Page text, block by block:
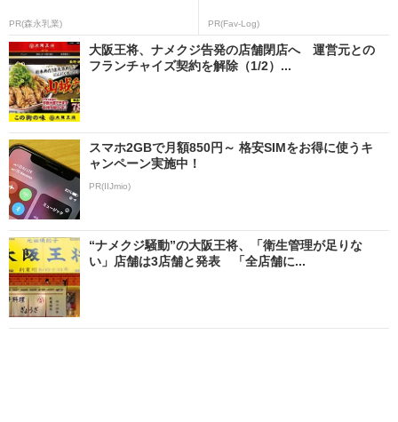
PR(森永乳業) PR(Fav-Log)
大阪王将、ナメクジ告発の店舗閉店へ 運営元との
フランチャイズ契約を解除（1/2）...
スマホ2GBで月額850円～ 格安SIMをお得に使うキ
ャンペーン実施中！
PR(IIJmio)
“ナメクジ騒動”の大阪王将、「衛生管理が足りな
い」店舗は3店舗と発表 「全店舗に...